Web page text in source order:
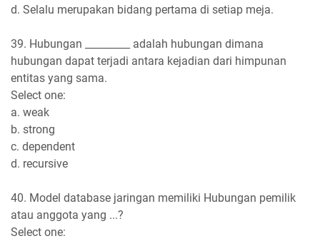
d. Selalu merupakan bidang pertama di setiap meja.
39. Hubungan _________ adalah hubungan dimana
hubungan dapat terjadi antara kejadian dari himpunan
entitas yang sama.
Select one:
a. weak
b. strong
c. dependent
d. recursive
40. Model database jaringan memiliki Hubungan pemilik
atau anggota yang ...?
Select one: